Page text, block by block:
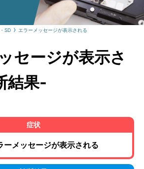
SD エラーメッセージが表⽰される
セージが表⽰さ
結果-
症状
ーメッセージが表⽰される